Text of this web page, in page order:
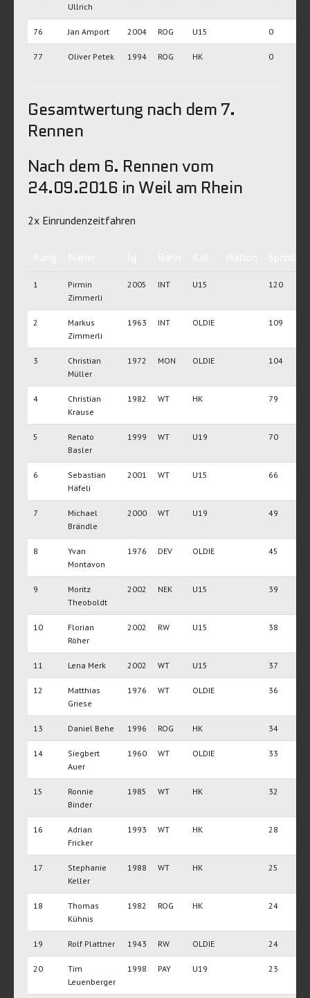
Ullrich
76 Jan Amport 2004 ROG U15 0
77 Oliver Petek 1994 ROG HK 0
Gesamtwertung nach dem 7.
Rennen
Nach dem 6. Rennen vom
24.09.2016 in Weil am Rhein
2x Einrundenzeitfahren
1
Pirmin
Zimmerli
2005 INT U15 120
2
Markus
Zimmerli
1963 INT OLDIE 109
3
Christian
Müller
1972 MON OLDIE 104
4
Christian
Krause
1982 WT HK 79
5
Renato
Basler
1999 WT U19 70
6
Sebastian
Häfeli
2001 WT U15 66
7
Michael
Brändle
2000 WT U19 49
8
Yvan
Montavon
1976 DEV OLDIE 45
9
Moritz
Theoboldt
2002 NEK U15 39
10
Florian
Röher
2002 RW U15 38
11 Lena Merk 2002 WT U15 37
12
Matthias
Griese
1976 WT OLDIE 36
13 Daniel Behe 1996 ROG HK 34
14
Siegbert
Auer
1960 WT OLDIE 33
15
Ronnie
Binder
1985 WT HK 32
16
Adrian
Fricker
1993 WT HK 28
17
Stephanie
Keller
1988 WT HK 25
18
Thomas
Kühnis
1982 ROG HK 24
19 Rolf Plattner 1943 RW OLDIE 24
20
Tim
Leuenberger
1998 PAY U19 23